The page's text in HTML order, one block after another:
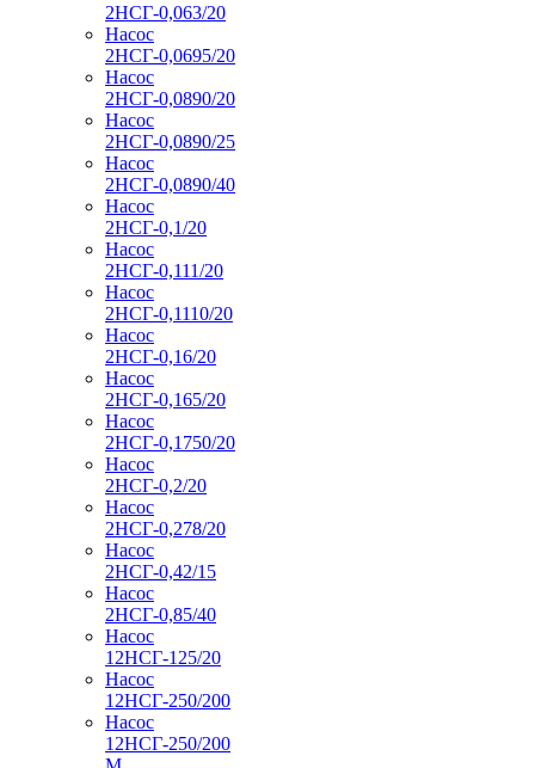
2НСГ-0,063/20
Насос
2НСГ-0,0695/20
Насос
2НСГ-0,0890/20
Насос
2НСГ-0,0890/25
Насос
2НСГ-0,0890/40
Насос
2НСГ-0,1/20
Насос
2НСГ-0,111/20
Насос
2НСГ-0,1110/20
Насос
2НСГ-0,16/20
Насос
2НСГ-0,165/20
Насос
2НСГ-0,1750/20
Насос
2НСГ-0,2/20
Насос
2НСГ-0,278/20
Насос
2НСГ-0,42/15
Насос
2НСГ-0,85/40
Насос
12НСГ-125/20
Насос
12НСГ-250/200
Насос
12НСГ-250/200